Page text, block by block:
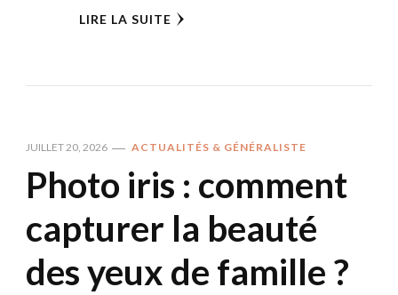
LIRE LA SUITE
JUILLET 20, 2026 ACTUALITÉS & GÉNÉRALISTE
Photo iris : comment
capturer la beauté
des yeux de famille ?